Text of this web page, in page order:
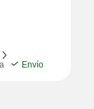
Envío